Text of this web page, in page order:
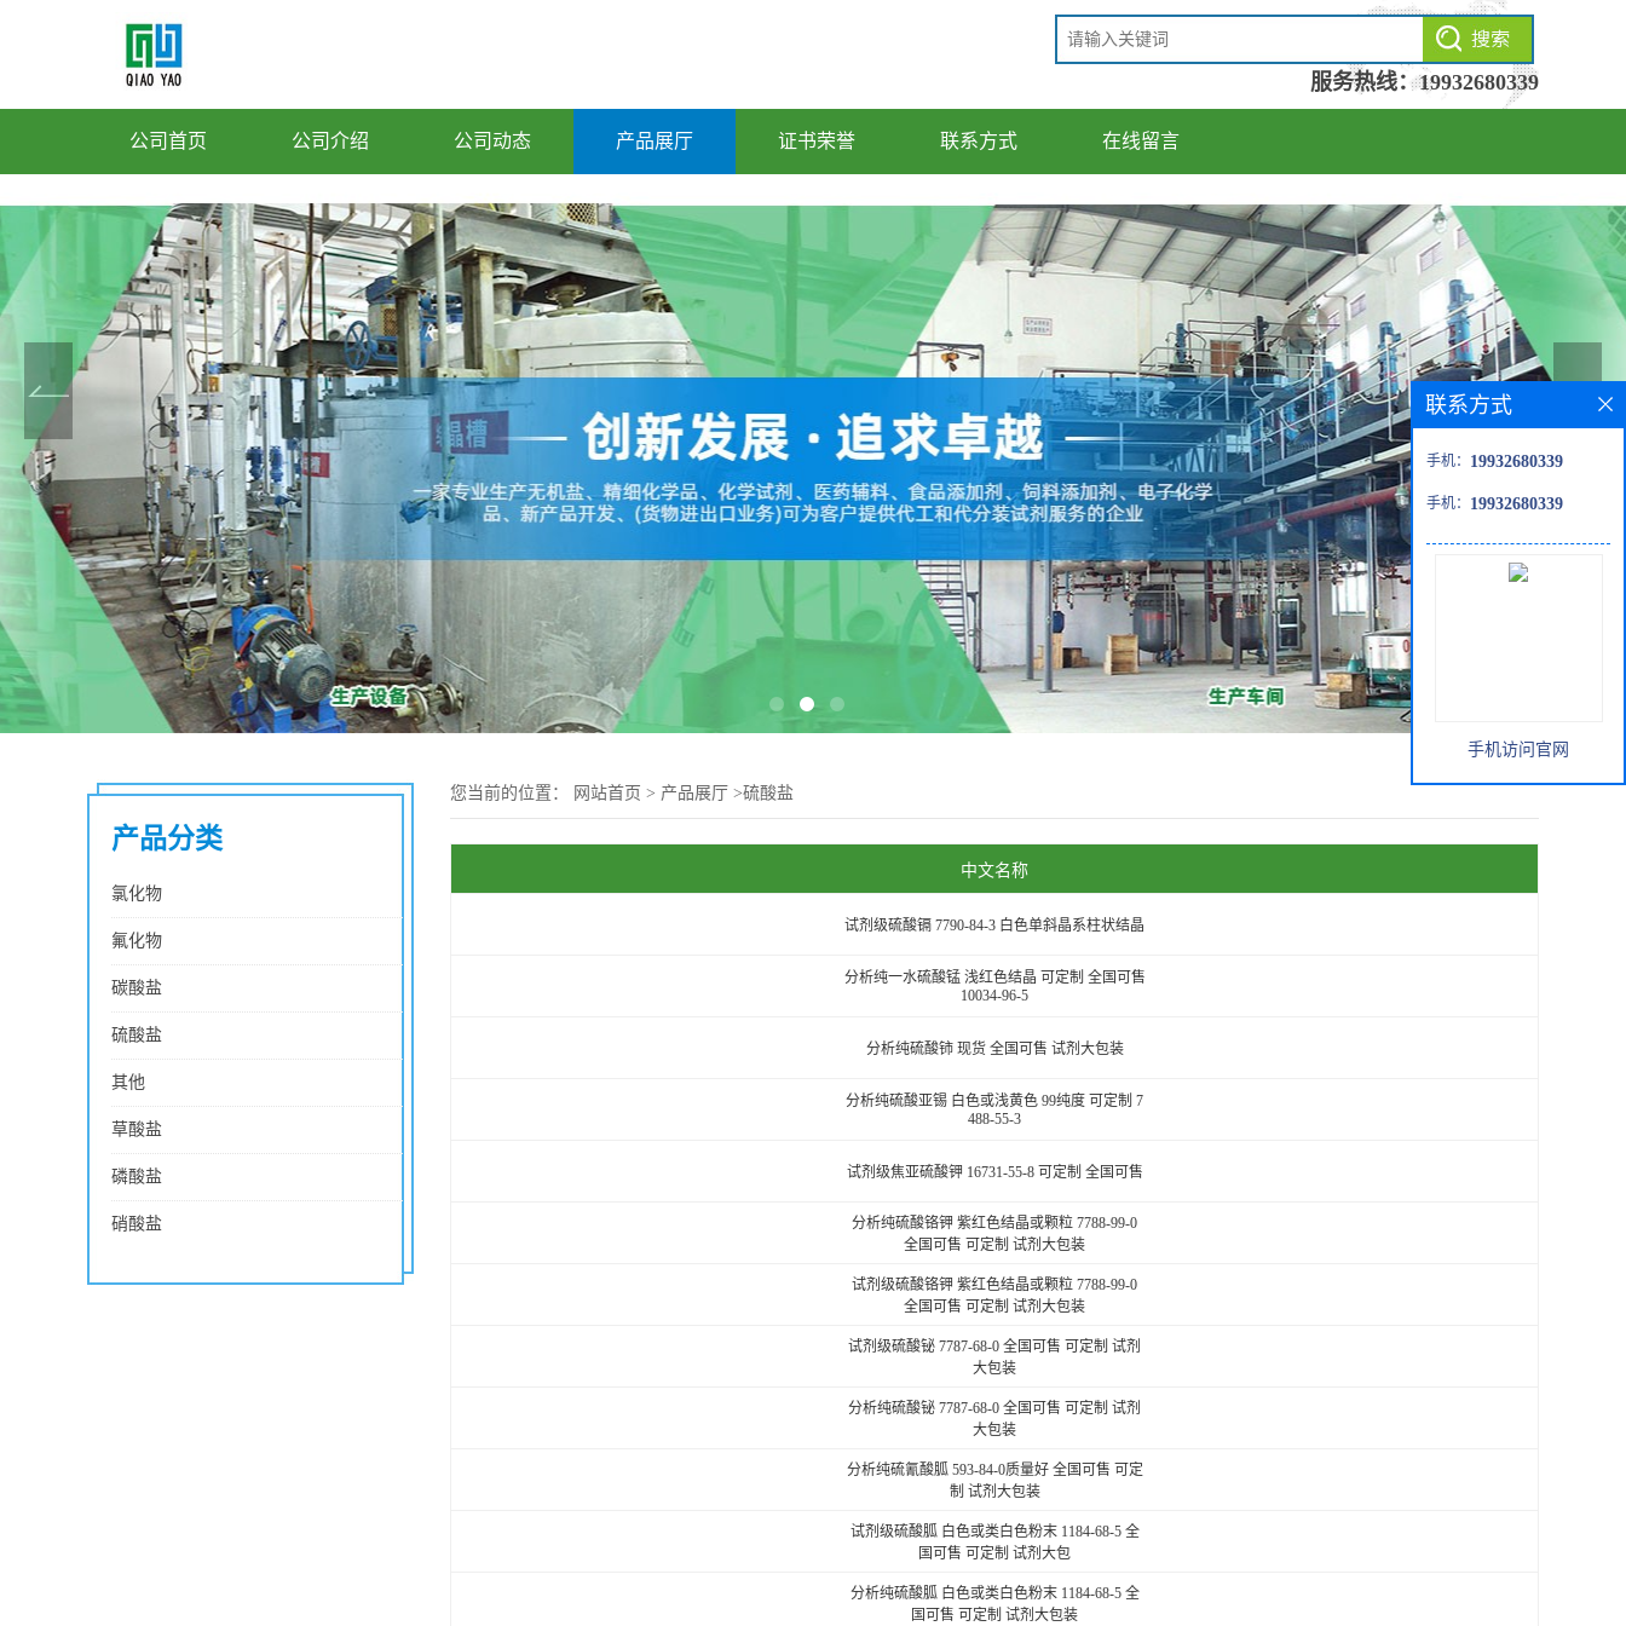
服务热线：19932680339
公司首页 公司介绍 公司动态 产品展厅 证书荣誉 联系方式 在线留言
产品分类
氯化物
氟化物
碳酸盐
硫酸盐
其他
草酸盐
磷酸盐
硝酸盐
您当前的位置： 网站首页 > 产品展厅 >硫酸盐
中文名称
试剂级硫酸镉 7790-84-3 白色单斜晶系柱状结晶
分析纯一水硫酸锰 浅红色结晶 可定制 全国可售
10034-96-5
分析纯硫酸铈 现货 全国可售 试剂大包装
分析纯硫酸亚锡 白色或浅黄色 99纯度 可定制 7
488-55-3
试剂级焦亚硫酸钾 16731-55-8 可定制 全国可售
分析纯硫酸铬钾 紫红色结晶或颗粒 7788-99-0
全国可售 可定制 试剂大包装
试剂级硫酸铬钾 紫红色结晶或颗粒 7788-99-0
全国可售 可定制 试剂大包装
试剂级硫酸铋 7787-68-0 全国可售 可定制 试剂
大包装
分析纯硫酸铋 7787-68-0 全国可售 可定制 试剂
大包装
分析纯硫氰酸胍 593-84-0质量好 全国可售 可定
制 试剂大包装
试剂级硫酸胍 白色或类白色粉末 1184-68-5 全
国可售 可定制 试剂大包
分析纯硫酸胍 白色或类白色粉末 1184-68-5 全
国可售 可定制 试剂大包装
联系方式
手机： 19932680339
手机： 19932680339
手机访问官网